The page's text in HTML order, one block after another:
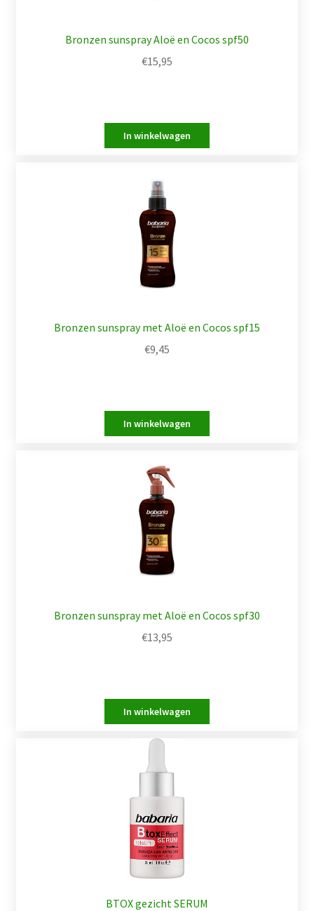
Bronzen sunspray Aloë en Cocos spf50
€15,95
Bronzen sunspray met Aloë en Cocos spf15
€9,45
Bronzen sunspray met Aloë en Cocos spf30
€13,95
BTOX gezicht SERUM